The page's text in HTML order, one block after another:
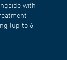
with
(up to 6